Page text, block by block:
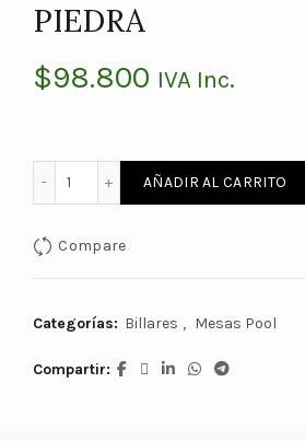
PIEDRA
$98.800 IVA Inc.
MESA DE POOL - MODELO
AÑADIR AL CARRITO
Compare
Categorías: Billares , Mesas Pool
Compartir